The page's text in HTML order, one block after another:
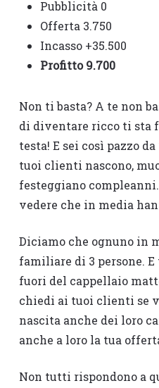
Pubblicità 0
Offerta 3.750
Incasso +35.500
Profitto 9.700
Non ti basta? A te non
di diventare ricco ti sta
testa! E sei così pazzo
tuoi clienti nascono,
festeggiano
vedere che in media
Diciamo che ognuno in
familiare di 3 persone.
fuori del cappellaio
chiedi ai tuoi clienti se
nascita anche dei loro
anche a loro la tua
Non tutti rispondono a